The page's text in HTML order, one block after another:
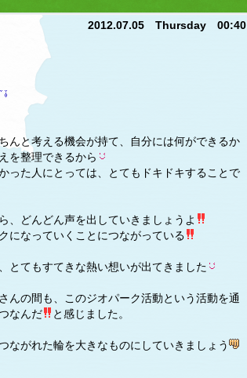
2012.07.05 Thursday 00:40
んと考える機会が持て、自分には何ができるか
を整理できるから
った人にとっては、とてもドキドキすることで
、どんどん声を出していきましょうよ
になっていくことにつながっている
とてもすてきな熱い想いが出てきました
んの間も、このジオパーク活動という活動を通
なんだ
と感じました。
ながれた輪を大きなものにしていきましょう